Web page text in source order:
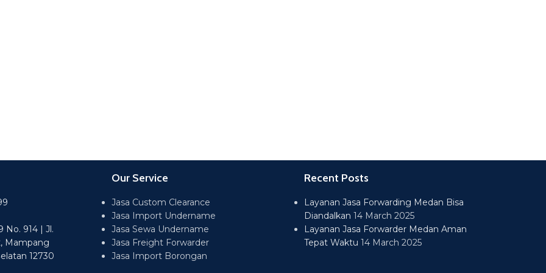
No. 914 | Jl.
Mampang
12730
Our Service
Jasa Custom Clearance
Jasa Import Undername
Jasa Sewa Undername
Jasa Freight Forwarder
Jasa Import Borongan
Recent Posts
Layanan Jasa Forwarding Medan Bisa
Diandalkan 14 March 2025
Layanan Jasa Forwarder Medan Aman
Tepat Waktu 14 March 2025